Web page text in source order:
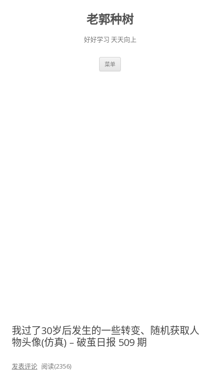
老郭种树
好好学习 天天向上
菜单
我过了30岁后发生的一些转变、随机获取人
物头像(仿真) – 破茧日报 509 期
发表评论 阅读(2356)